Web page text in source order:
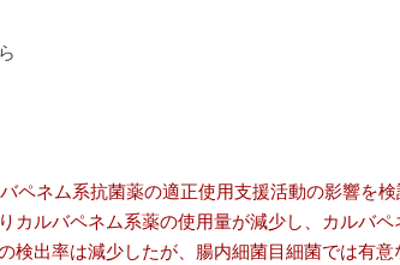
ペネム系抗菌薬の適正使用支援活動の影響を
カルバペネム系薬の使用量が減少し、カルバ
検出率は減少したが、腸内細菌目細菌では有